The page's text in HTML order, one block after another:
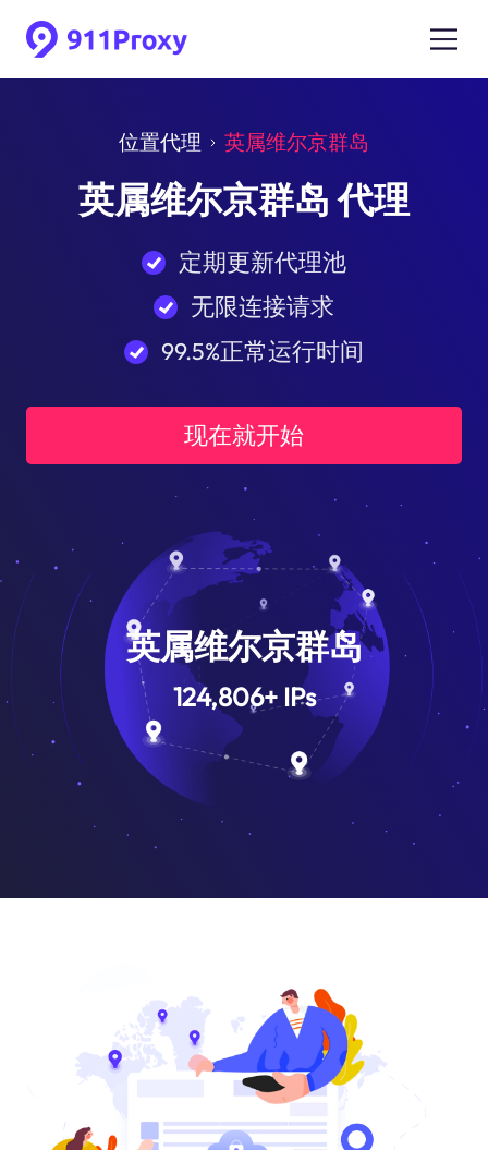
位置代理 英属维尔京群岛
英属维尔京群岛 代理
定期更新代理池
无限连接请求
99.5%正常运行时间
现在就开始
英属维尔京群岛
124,806+IPs